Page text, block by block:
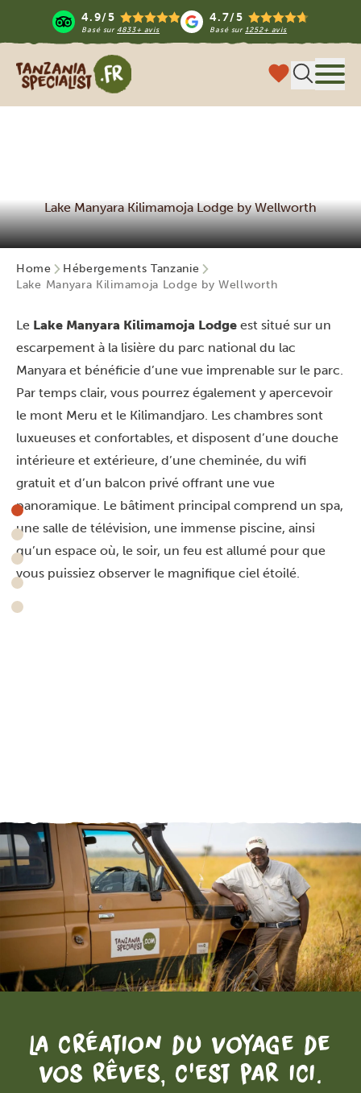
4.9/5
Basé sur 4833+ avis
4.7/5
Basé sur1252+ avis
Tanzania Specialist
Lake Manyara Kilimamoja Lodge by Wellworth
Home
Hébergements Tanzanie
Lake Manyara Kilimamoja Lodge by Wellworth
Le Lake Manyara Kilimamoja Lodge est situé sur un
escarpement à la lisière du parc national du lac
Manyara et bénéficie d’une vue imprenable sur le parc.
Par temps clair, vous pourrez également y apercevoir
le mont Meru et le Kilimandjaro. Les chambres sont
luxueuses et confortables, et disposent d’une douche
intérieure et extérieure, d’une cheminée, du wifi
gratuit et d’un balcon privé offrant une vue
panoramique. Le bâtiment principal comprend un spa,
une salle de télévision, une immense piscine, ainsi
qu’un espace où, le soir, un feu est allumé pour que
vous puissiez observer le magnifique ciel étoilé.
La création du voyage de
vos rêves, c'est par ici.